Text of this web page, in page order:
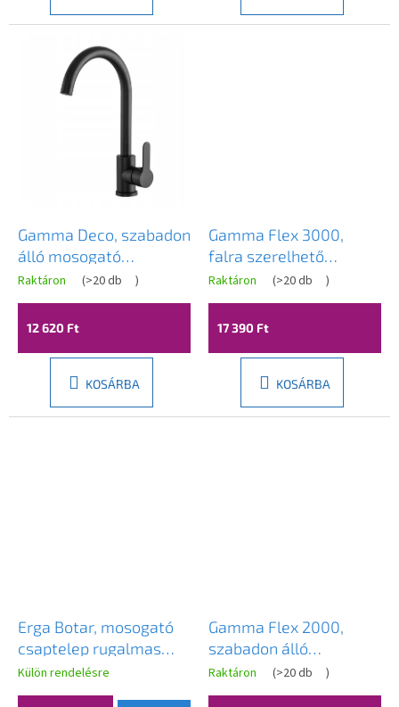
Gamma Deco, szabadon
álló mosogató
csaptelep, fekete matt,
GMA-BD-BK
Raktáron (>20 db )
12 620 Ft
KOSÁRBA
Gamma Flex 3000,
falra szerelhető
mosogató csaptelep
rugalmas karral,
szürke-króm, GMA-
Raktáron (>20 db )
17 390 Ft
KOSÁRBA
Erga Botar, mosogató
csaptelep rugalmas
kifolyóval, fekete-króm,
ERG-YKA-BZ.BOTAR-
Külön rendelésre
Gamma Flex 2000,
szabadon álló
mosogató csaptelep
rugalmas karral, bézs-
Raktáron (>20 db )